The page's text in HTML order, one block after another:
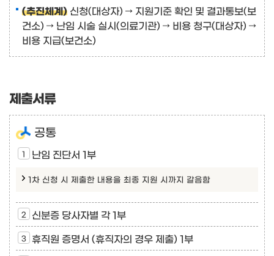
(추진체계) 신청(대상자) → 지원기준 확인 및 결과통보(보
건소) → 난임 시술 실시(의료기관) → 비용 청구(대상자) →
비용 지급(보건소)
제출서류
공통
난임 진단서 1부
1차 신청 시 제출한 내용을 최종 지원 시까지 갈음함
신분증 당사자별 각 1부
휴직원 증명서 (휴직자의 경우 제출) 1부